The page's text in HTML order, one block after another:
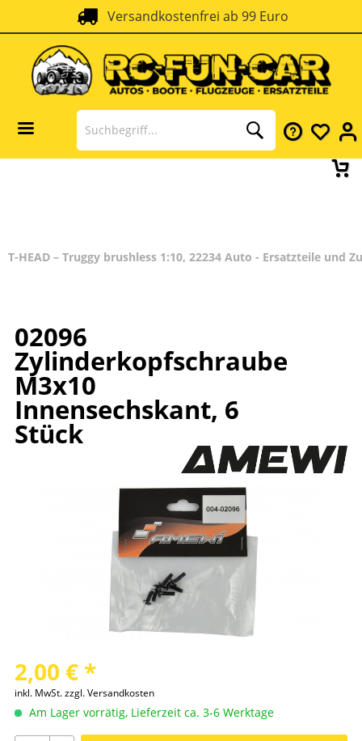
Versandkostenfrei ab 99 Euro
T-HEAD – Truggy brushless 1:10, 22234 Auto - Ersatzteile und
02096
Zylinderkopfschraube
M3x10
Innensechskant, 6
Stück
2,00 € *
inkl. MwSt.zzgl. Versandkosten
Am Lager vorrätig, Lieferzeit ca. 3-6 Werktage